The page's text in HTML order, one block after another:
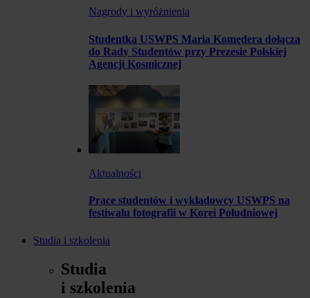
Nagrody i wyróżnienia
Studentka USWPS Maria Komędera dołącza
do Rady Studentów przy Prezesie Polskiej
Agencji Kosmicznej
Aktualności
Prace studentów i wykładowcy USWPS na
festiwalu fotografii w Korei Południowej
Studia i szkolenia
Studia
i szkolenia